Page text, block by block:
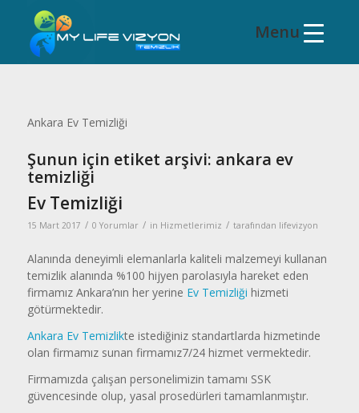
Ankara Ev Temizliği
Şunun için etiket arşivi: ankara ev
temizliği
Ev Temizliği
15 Mart 2017 / 0 Yorumlar / in Hizmetlerimiz / tarafından lifevizyon
Alanında deneyimli elemanlarla kaliteli malzemeyi kullanan
temizlik alanında %100 hijyen parolasıyla hareket eden
firmamız Ankara’nın her yerine Ev Temizliği hizmeti
götürmektedir.
Ankara Ev Temizlikte istediğiniz standartlarda hizmetinde
olan firmamız sunan firmamız7/24 hizmet vermektedir.
Firmamızda çalışan personelimizin tamamı SSK
güvencesinde olup, yasal prosedürleri tamamlanmıştır.